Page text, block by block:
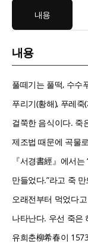
내용
내용
풀떼기는 풀떡, 수수
푸리기(황해), 푸레
걸쭉한 음식이다. 죽
제조법 때문에 곡물
『서경書經』에서
만들었다.”라고 죽
오래전부터 먹었다
나타난다. 우선 죽은
유희춘柳希春이